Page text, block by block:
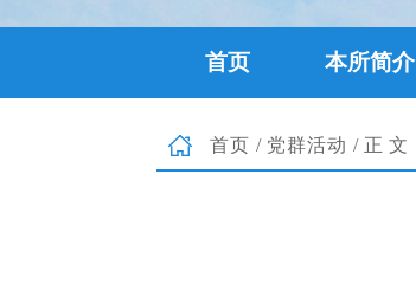
首页 本所简介
首页 / 党群活动 /正文